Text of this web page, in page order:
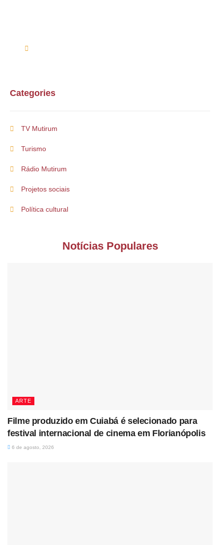
Categories
TV Mutirum
Turismo
Rádio Mutirum
Projetos sociais
Política cultural
Notícias Populares
ARTE
Filme produzido em Cuiabá é selecionado para
festival internacional de cinema em Florianópolis
6 de agosto, 2026